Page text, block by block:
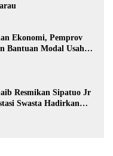
Ekonomi, Pemprov
Bantuan Modal Usaha
Resmikan Sipatuo Jr
Swasta Hadirkan